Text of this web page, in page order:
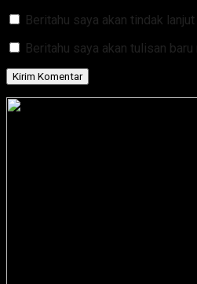
Beritahu saya akan tindak
Beritahu saya akan tulisan